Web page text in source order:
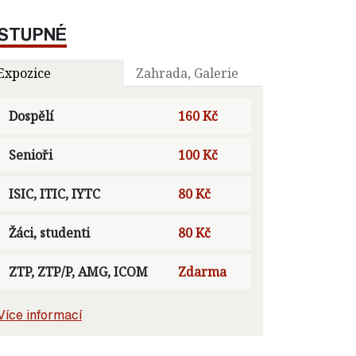
Zahrada, Galerie
Dospělí 160 Kč
Senioři 100 Kč
ISIC, ITIC, IYTC 80 Kč
Žáci, studenti 80 Kč
ZTP, ZTP/P, AMG, ICOM Zdarma
informací